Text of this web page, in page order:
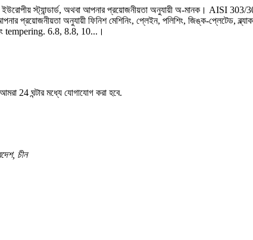
ইউরোপীয় স্ট্যান্ডার্ড, অথবা আপনার প্রয়োজনীয়তা অনুযায়ী অ-মানক। AISI
প্রয়োজনীয়তা অনুযায়ী ফিনিশ মেশিনিং, প্লেইন, পলিশিং, জিঙ্ক-প্লেটেড,
tempering. 6.8, 8.8, 10...।
24 ঘন্টার মধ্যে যোগাযোগ করা হবে.
চীন